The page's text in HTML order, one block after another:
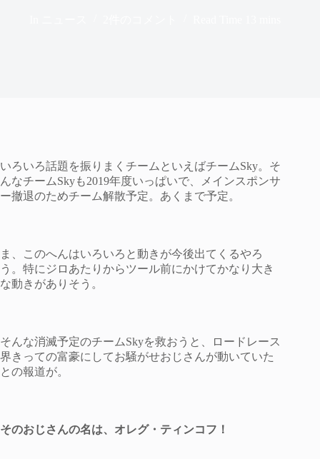
いろいろ話題を振りまくチームといえばチームSky。そ
んなチームSkyも2019年度いっぱいで、メインスポンサ
ー撤退のためチーム解散予定。あくまで予定。
ま、このへんはいろいろと動きが今後出てくるやろ
う。特にジロあたりからツール前にかけてかなり大き
な動きがありそう。
そんな消滅予定のチームSkyを救おうと、ロードレース
界きっての富豪にしてお騒がせおじさんが動いていた
との報道が。
そのおじさんの名は、オレグ・ティンコフ！